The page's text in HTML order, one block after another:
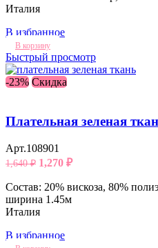
Италия
В избранное
В корзину
Быстрый просмотр
-23% Скидка
Плательная зеленая
Арт.108901
1,640₽ 1,270 ₽
Состав: 20% вискоза, 80%
ширина 1.45м
Италия
В избранное